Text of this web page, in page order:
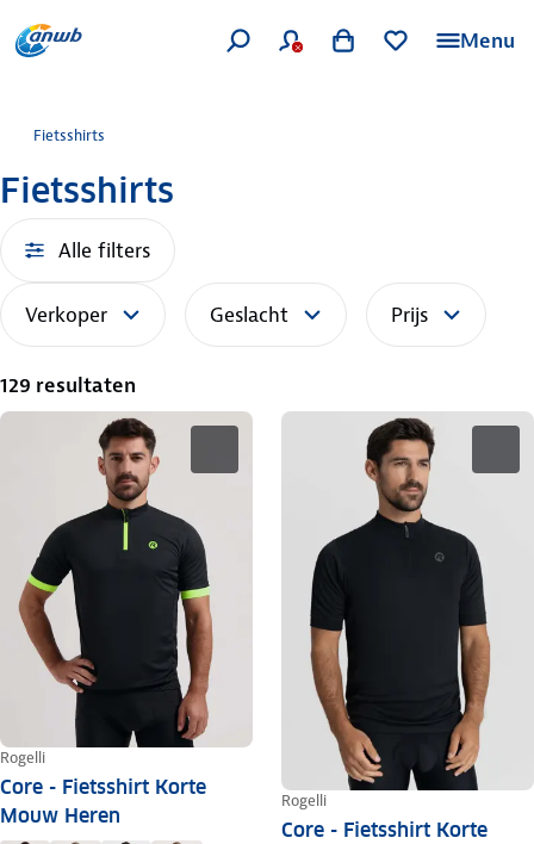
Menu
Fietsshirts
Fietsshirts
Alle filters
Verkoper Geslacht Prijs
129 resultaten
Rogelli
Core - Fietsshirt Korte
Mouw Heren
Rogelli
Core - Fietsshirt Korte